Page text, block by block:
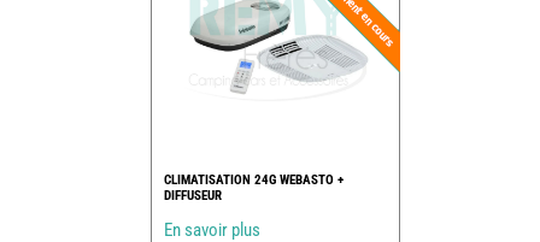
CLIMATISATION 24G WEBASTO +
DIFFUSEUR
En savoir plus